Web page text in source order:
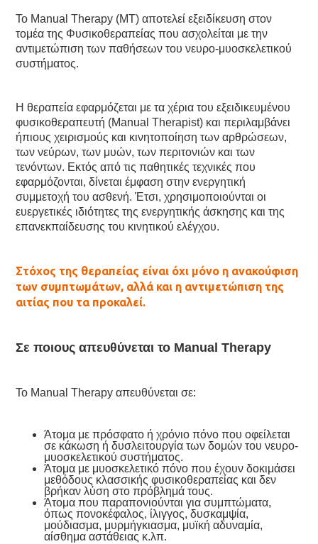
Το Manual Therapy (MT) αποτελεί εξειδίκευση στον
τομέα της Φυσικοθεραπείας που ασχολείται με την
αντιμετώπιση των παθήσεων του νευρο-μυοσκελετικού
συστήματος.
Η θεραπεία εφαρμόζεται με τα χέρια του εξειδικευμένου
φυσικοθεραπευτή (Manual Therapist) και περιλαμβάνει
ήπιους χειρισμούς και κινητοποίηση των αρθρώσεων,
των νεύρων, των μυών, των περιτονιών και των
τενόντων. Εκτός από τις παθητικές τεχνικές που
εφαρμόζονται, δίνεται έμφαση στην ενεργητική
συμμετοχή του ασθενή. Έτσι, χρησιμοποιούνται οι
ευεργετικές ιδιότητες της ενεργητικής άσκησης και της
επανεκπαίδευσης του κινητικού ελέγχου.
Στόχος της θεραπείας είναι όχι μόνο η ανακούφιση
των συμπτωμάτων, αλλά και η αντιμετώπιση της
αιτίας που τα προκαλεί.
Σε ποιους απευθύνεται το Manual Therapy
Το Manual Therapy απευθύνεται σε:
Άτομα με πρόσφατο ή χρόνιο πόνο που οφείλεται
σε κάκωση ή δυσλειτουργία των δομών του νευρο-
μυοσκελετικού συστήματος.
Άτομα με μυοσκελετικό πόνο που έχουν δοκιμάσει
μεθόδους κλασσικής φυσικοθεραπείας και δεν
βρήκαν λύση στο πρόβλημά τους.
Άτομα που παραπονιούνται για συμπτώματα,
όπως πονοκέφαλος, ίλιγγος, δυσκαμψία,
μούδιασμα, μυρμήγκιασμα, μυϊκή αδυναμία,
αίσθημα αστάθειας κ.λπ.